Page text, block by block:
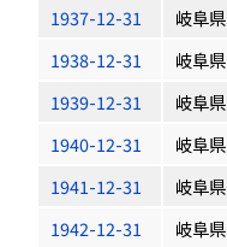
1937-12-31
岐阜県
1938-12-31
岐阜県
1939-12-31
岐阜県
1940-12-31
岐阜県
1941-12-31
岐阜県
1942-12-31
岐阜県